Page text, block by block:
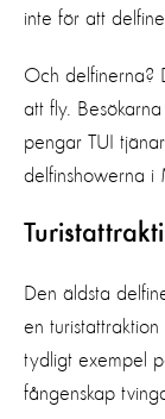
inte för att
Och delfinerna?
att fly.
pengar TUI
delfinshowerna i
Den äldsta
en
tydligt exempel
fångenskap